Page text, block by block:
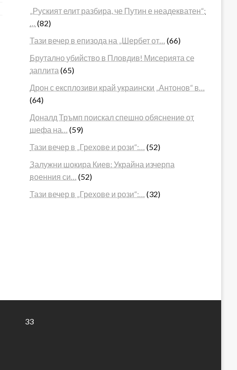
„Руският елит разбира, че Путин е неадекватен“:
(82)
Тази вечер в епизода на „Шербет от…
(66)
Брутално убийство в Пловдив! Мисерията се
заплита (65)
Дрон с експлозиви край украински „Антонов“ в…
(64)
Доналд Тръмп поискал спешно обяснение от
шефа на…
(59)
Тази вечер в „Грехове и рози“:…
(52)
Залужни шокира Киев: Украйна изчерпа
военния си…
(52)
Тази вечер в „Грехове и рози“:…
(32)
33